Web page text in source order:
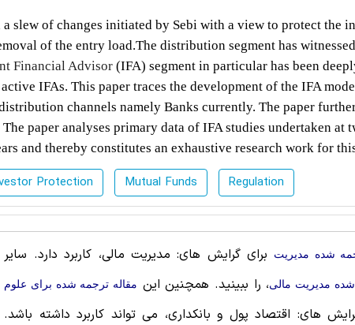
slew of changes initiated by Sebi with a view to protect the
of the entry load.The distribution segment has
Financial Advisor (IFA) segment in particular has been
IFAs. This paper traces the development of the IFA
channels namely Banks currently. The paper
paper analyses primary data of IFA studies undertaken at
and thereby constitutes an exhaustive research work for
Protection Mutual Funds Regulation
شده مديريت برای گرایش های: مدیریت مالی، کاربرد دارد. سایر
مدیریت مالی، را ببینید. همچنین این مقاله ترجمه شده برای علوم
های: اقتصاد پول و بانکداری، می تواند کاربرد داشته باشد.